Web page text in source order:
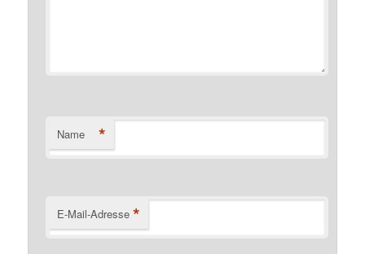
Name *
E-Mail-Adresse *